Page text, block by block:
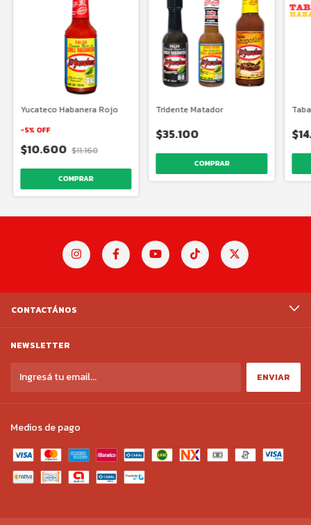
Yucateco Habanera Rojo
-5% OFF
$10.600 $11.160
Tridente Matador
$35.100
CONTACTÁNOS
NEWSLETTER
Medios de pago